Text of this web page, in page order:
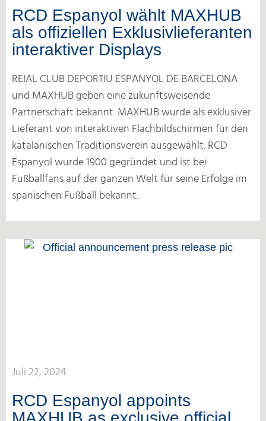
RCD Espanyol wählt MAXHUB
als offiziellen Exklusivlieferanten
interaktiver Displays
REIAL CLUB DEPORTIU ESPANYOL DE BARCELONA
und MAXHUB geben eine zukunftsweisende
Partnerschaft bekannt. MAXHUB wurde als exklusiver
Lieferant von interaktiven Flachbildschirmen für den
katalanischen Traditionsverein ausgewählt. RCD
Espanyol wurde 1900 gegründet und ist bei
Fußballfans auf der ganzen Welt für seine Erfolge im
spanischen Fußball bekannt.
Juli 22, 2024
RCD Espanyol appoints